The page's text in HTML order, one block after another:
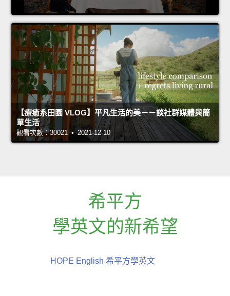
【療癒系田園 VLOG】平凡生活的美－－談社群媒體與簡
單生活
觀看次數：30021 • 2021-12-10
希平方
學英文的新希望
HOPE English 希平方學英文